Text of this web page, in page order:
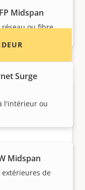
de plastique
cela se
très
Midspan
ou fibre
Surge
l'intérieur ou
Midspan
de